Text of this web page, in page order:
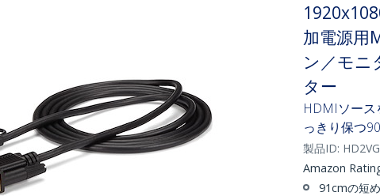
加電源用
ン／モニ
ター
HDMIソース
っきり保つ
製品ID:
Amazon
91cmの短